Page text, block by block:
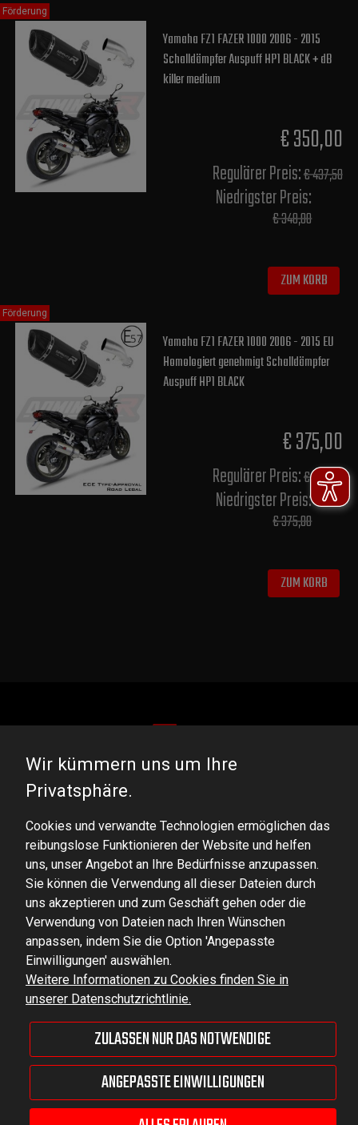
Yamaha FZ1 FAZER 1000 2006 - 2015
Schalldämpfer Auspuff HP1 BLACK + dB
killer medium
€ 350,00
Regulärer Preis:€ 437,50
Niedrigster Preis:
€ 348,00
ZUM KORB
Förderung
Yamaha FZ1 FAZER 1000 2006 - 2015 EU
Homologiert genehmigt Schalldämpfer
Auspuff HP1 BLACK
€ 375,00
Regulärer Preis:€ 468,75
Niedrigster Preis:
€ 375,00
ZUM KORB
Förderung
DOMINATOR GROUP Sp. z o.o.
VAT ID No.: 6521751083
dominator@dominator.pl
© Copyright 2022 | Dominator Group Sp. z o. o.
ZEIGEN SIE DIE VOLLVERSION DER SEITE AN
Sklep internetowy Shoper Premium
Wir kümmern uns um Ihre
Privatsphäre.
Cookies und verwandte Technologien ermöglichen das
reibungslose Funktionieren der Website und helfen
uns, unser Angebot an Ihre Bedürfnisse anzupassen.
Sie können die Verwendung all dieser Dateien durch
uns akzeptieren und zum Geschäft gehen oder die
Verwendung von Dateien nach Ihren Wünschen
anpassen, indem Sie die Option 'Angepasste
Einwilligungen' auswählen.
Weitere Informationen zu Cookies finden Sie in
unserer Datenschutzrichtlinie.
ZULASSEN NUR DAS NOTWENDIGE
ANGEPASSTE EINWILLIGUNGEN